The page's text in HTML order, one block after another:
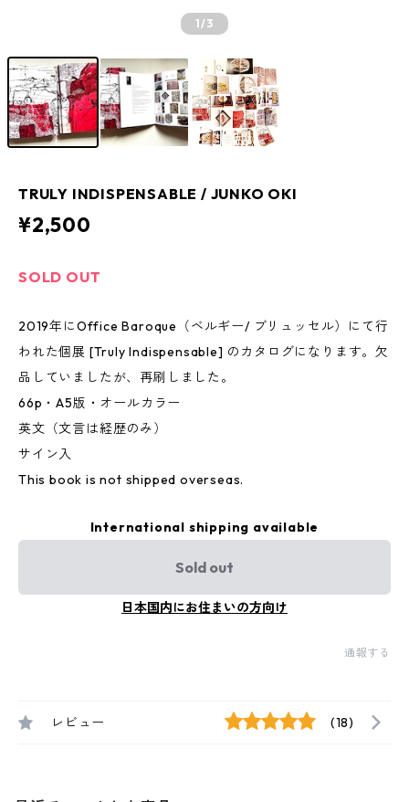
1/3
TRULY INDISPENSABLE / JUNKO OKI
¥2,500
SOLD OUT
2019年にOffice Baroque（ベルギー/ ブリュッセル）にて行
われた個展 [Truly Indispensable] のカタログになります。欠
品していましたが、再刷しました。
66p・A5版・オールカラー
英文（文言は経歴のみ）
サイン入
This book is not shipped overseas.
International shipping available
Sold out
日本国内にお住まいの方向け
通報する
レビュー (18)